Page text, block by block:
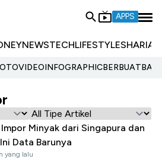
APPS
NEWSTECHLIFESTYLESHARIA
VIDEOINFOGRAPHIC
Impor Minyak dari Singapura dan
Data Barunya
yang lalu